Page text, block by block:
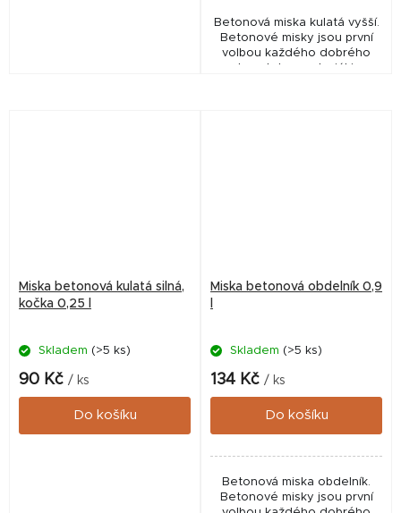
Betonová miska kulatá vyšší.
Betonové misky jsou první
volbou každého dobrého
chovatele - materiál je
Miska betonová kulatá silná,
kočka 0,25 l
Skladem (>5 ks)
90 Kč / ks
Do košíku
Miska betonová obdelník 0,9
Skladem (>5 ks)
134 Kč / ks
Do košíku
Betonová miska obdelník.
Betonové misky jsou první